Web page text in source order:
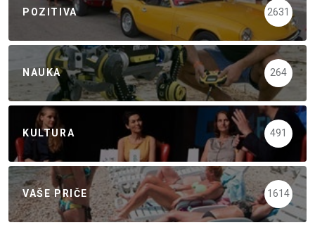
POZITIVA 2631
NAUKA 264
KULTURA 491
VAŠE PRIČE 1614